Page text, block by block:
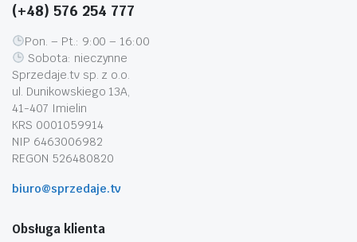
(+48) 576 254 777
Pon. – Pt.: 9:00 – 16:00
Sobota: nieczynne
Sprzedaje.tv sp. z o.o.
ul. Dunikowskiego 13A,
41-407 Imielin
KRS 0001059914
NIP 6463006982
REGON 526480820
biuro@sprzedaje.tv
Obsługa klienta